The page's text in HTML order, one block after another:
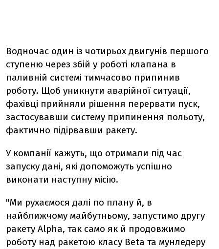
Водночас один із чотирьох двигунів першого
ступеню через збій у роботі клапана в
паливній системі тимчасово припинив
роботу. Щоб уникнути аварійної ситуації,
фахівці прийняли рішення перервати пуск,
застосувавши систему припинення польоту,
фактично підірвавши ракету.
У компанії кажуть, що отримали під час
запуску дані, які допоможуть успішно
виконати наступну місію.
"Ми рухаємося далі по плану й, в
найближчому майбутньому, запустимо другу
ракету Alpha, так само як й продовжимо
роботу над ракетою класу Beta та мунледеру